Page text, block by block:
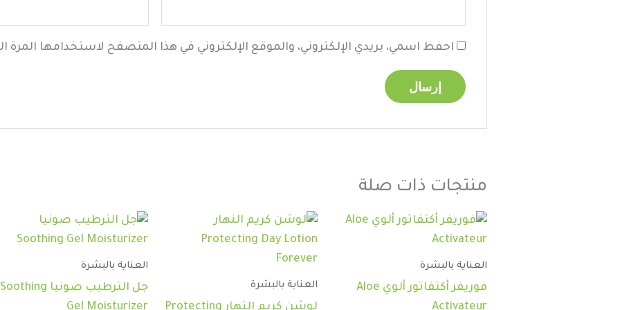
احفظ اسمي، بريدي الإلكتروني، والموقع الإلكتروني في هذا المتصفح لاستخدامها المرة
منتجات ذات صلة
العناية بالبشرة
فوريفر أكتفاتور ألوي Aloe
Activateur
العناية بالبشرة
لوشن كريم النهار Protecting
العناية بالبشرة
جل الترطيب صونيا Soothing
Gel Moisturizer